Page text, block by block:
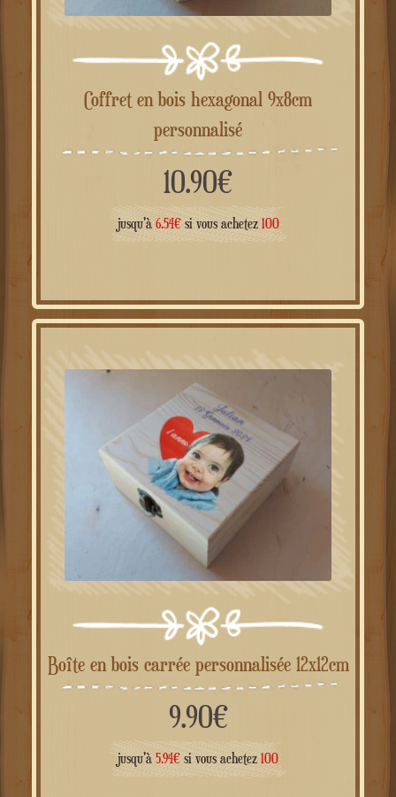
Coffret en bois hexagonal 9x8cm
personnalisé
10.90€
jusqu'à 6.54€si vous achetez 100
Boîte en bois carrée personnalisée 12x12cm
9.90€
jusqu'à 5.94€ si vous achetez 100